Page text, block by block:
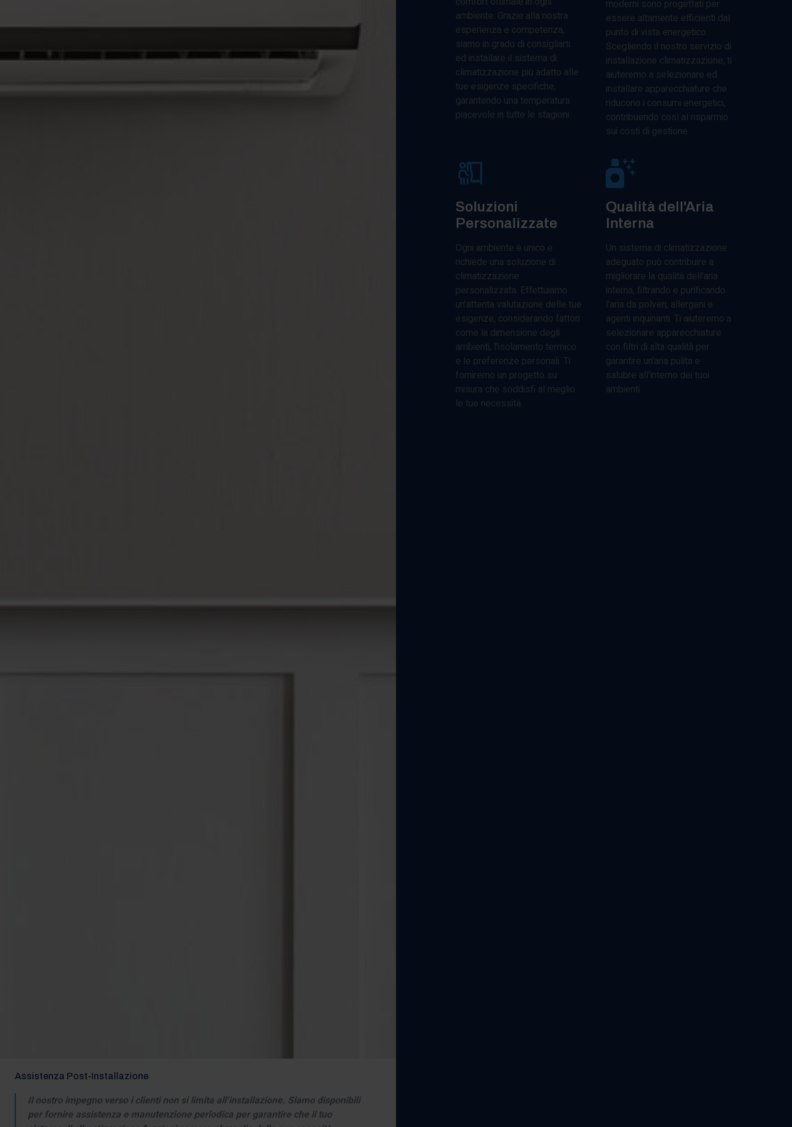
Assistenza Post-Installazione
Il nostro impegno verso i clienti non si limita all’installazione. Siamo disponibili
per fornire assistenza e manutenzione periodica per garantire che il tuo
ambiente. Grazie alla nostra
esperienza e competenza,
siamo in grado di consigliarti
ed installare il sistema di
climatizzazione più adatto alle
tue esigenze specifiche,
garantendo una temperatura
piacevole in tutte le stagioni.
moderni sono progettati per
essere altamente efficienti dal
punto di vista energetico.
Scegliendo il nostro servizio di
installazione climatizzazione, ti
aiuteremo a selezionare ed
installare apparecchiature che
riducono i consumi energetici,
contribuendo così al risparmio
sui costi di gestione.
Soluzioni
Personalizzate
Ogni ambiente è unico e
richiede una soluzione di
climatizzazione
personalizzata. Effettuiamo
un'attenta valutazione delle tue
esigenze, considerando fattori
come la dimensione degli
ambienti, l'isolamento termico
e le preferenze personali. Ti
forniremo un progetto su
misura che soddisfi al meglio
le tue necessità.
Qualità dell'Aria
Interna
Un sistema di climatizzazione
adeguato può contribuire a
migliorare la qualità dell'aria
interna, filtrando e purificando
l'aria da polveri, allergeni e
agenti inquinanti. Ti aiuteremo a
selezionare apparecchiature
con filtri di alta qualità per
garantire un'aria pulita e
salubre all'interno dei tuoi
ambienti.